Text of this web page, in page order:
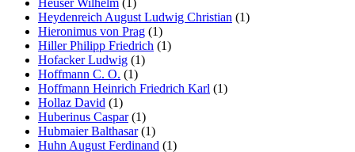
Heydenreich August Ludwig Christian (1)
Hieronimus von Prag (1)
Hiller Philipp Friedrich (1)
Hofacker Ludwig (1)
Hoffmann C. O. (1)
Hoffmann Heinrich Friedrich Karl (1)
Hollaz David (1)
Huberinus Caspar(1)
Hubmaier Balthasar(1)
Huhn August Ferdinand (1)